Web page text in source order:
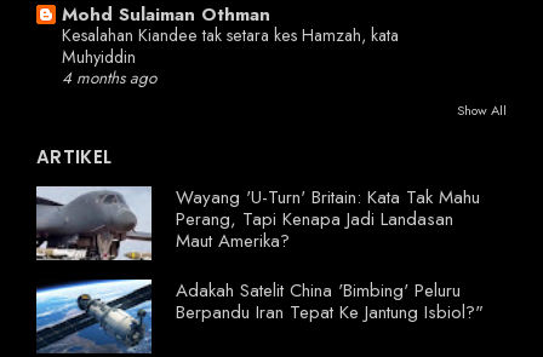
Mohd Sulaiman Othman
Kesalahan Kiandee tak setara kes Hamzah, kata
Muhyiddin
4 months ago
Show All
ARTIKEL
Wayang 'U-Turn' Britain: Kata Tak Mahu
Perang, Tapi Kenapa Jadi Landasan
Maut Amerika?
Adakah Satelit China 'Bimbing' Peluru
Berpandu Iran Tepat Ke Jantung Isbiol?"